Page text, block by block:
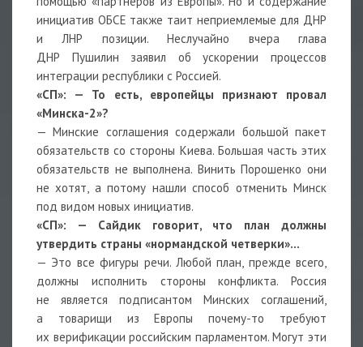
инициатив ОБСЕ также таит неприемлемые для ДНР
и ЛНР позиции. Неслучайно вчера глава
ДНР Пушилин заявил об ускорении процессов
интеграции республики с Россией.
«СП»: — То есть, европейцы признают провал
«Минска-2»?
— Минские соглашения содержали большой пакет
обязательств со стороны Киева. Большая часть этих
обязательств не выполнена. Винить Порошенко они
не хотят, а потому нашли способ отменить Минск
под видом новых инициатив.
«СП»:
— Сайдик говорит, что план должны
утвердить страны «нормандской четверки»…
— Это все фигуры речи. Любой план, прежде всего,
должны исполнить стороны конфликта. Россия
не является подписантом Минских соглашений,
а товарищи из Европы почему-то требуют
их верификации российским парламентом. Могут эти